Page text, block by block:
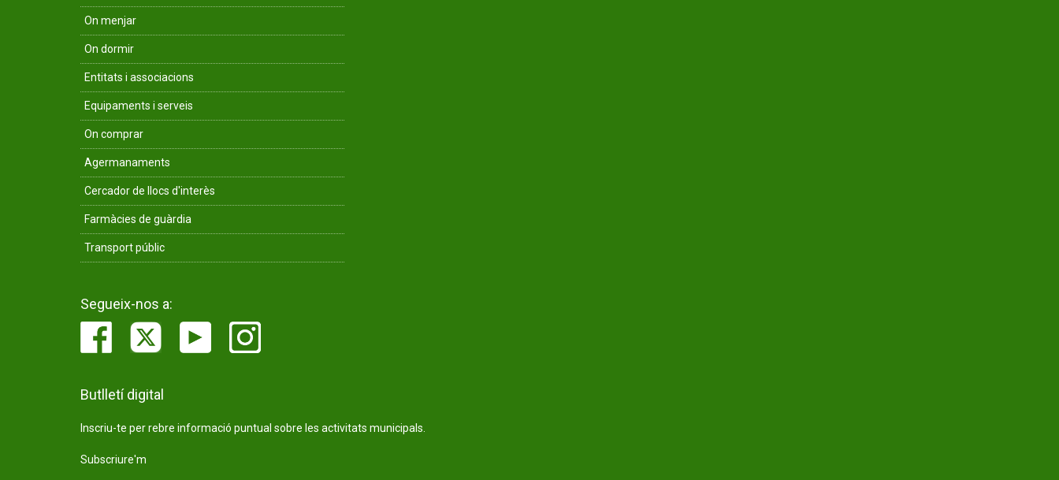
On menjar
On dormir
Entitats i associacions
Equipaments i serveis
On comprar
Agermanaments
Cercador de llocs d'interès
Farmàcies de guàrdia
Transport públic
Segueix-nos a:
Butlletí digital
Inscriu-te per rebre informació puntual sobre les activitats municipals.
Subscriure'm